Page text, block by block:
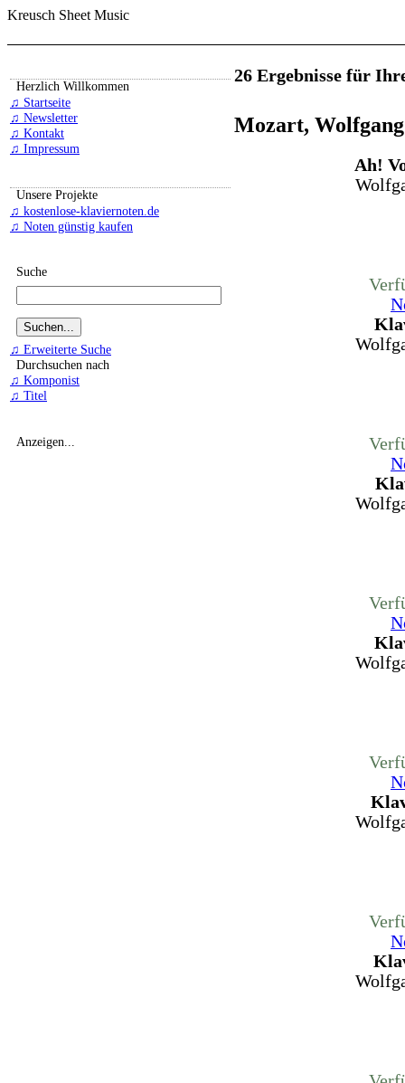
Kreusch Sheet Music
Herzlich Willkommen
♫ Startseite
♫ Newsletter
♫ Kontakt
♫ Impressum
Unsere Projekte
♫ kostenlose-klaviernoten.de
♫ Noten günstig kaufen
Suche
♫ Erweiterte Suche
Durchsuchen nach
♫ Komponist
♫ Titel
Anzeigen...
26 Ergebnisse für
Mozart,
Ah!